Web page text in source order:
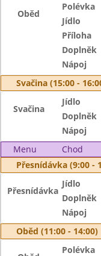
Oběd
Polévka
Jídlo
Příloha
Doplněk
Nápoj
Svačina (15:00 -
Svačina
Jídlo
Doplněk
Nápoj
Menu
Chod
Přesnídávka (9:00 -
Přesnídávka
Jídlo
Doplněk
Nápoj
Oběd (11:00 - 14:00)
Polévka